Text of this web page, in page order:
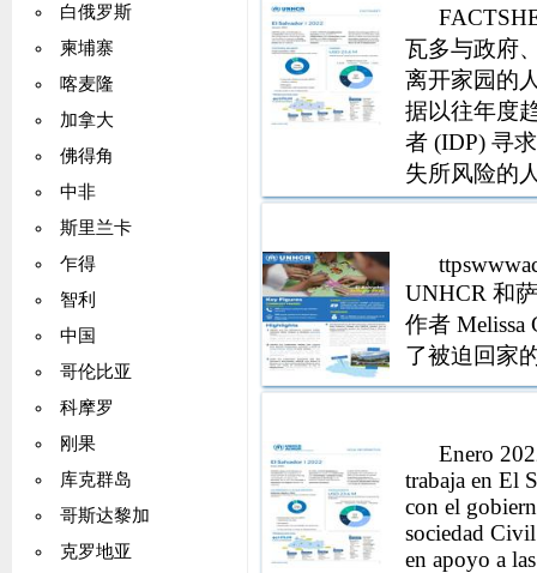
白俄罗斯
柬埔寨
喀麦隆
加拿大
佛得角
中非
斯里兰卡
乍得
智利
中国
哥伦比亚
科摩罗
刚果
库克群岛
哥斯达黎加
克罗地亚
瓦多与政府
离开家园的
据以往年度
者 (IDP) 寻
失所风险的
实体和国家
UNHCR 和
作者
了被迫回家
Enero
trabaja en El
con el
sociedad
en apoyo a